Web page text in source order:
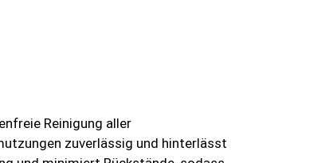
Reinigung aller
zuverlässig und hinterlässt